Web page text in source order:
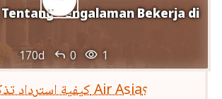
Pengalaman Bekerja di
170d  0  1
كيفية استرداد تذكرة Air Asia؟